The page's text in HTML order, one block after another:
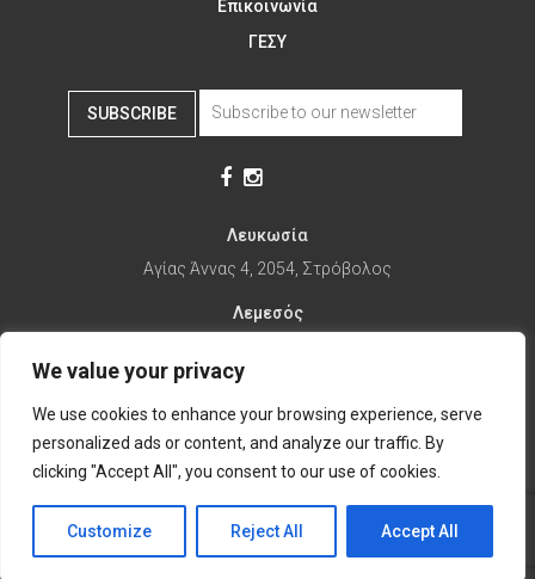
We value your privacy
We use cookies to enhance your browsing experience, serve
personalized ads or content, and analyze our traffic. By
clicking "Accept All", you consent to our use of cookies.
Customize Reject All Accept All
Επικοινωνία
ΓΕΣΥ
SUBSCRIBE
Λευκωσία
Αγίας Άννας 4, 2054, Στρόβολος
Λεμεσός
1ης Απριλίου 67, 5281
it's time to Change Eat